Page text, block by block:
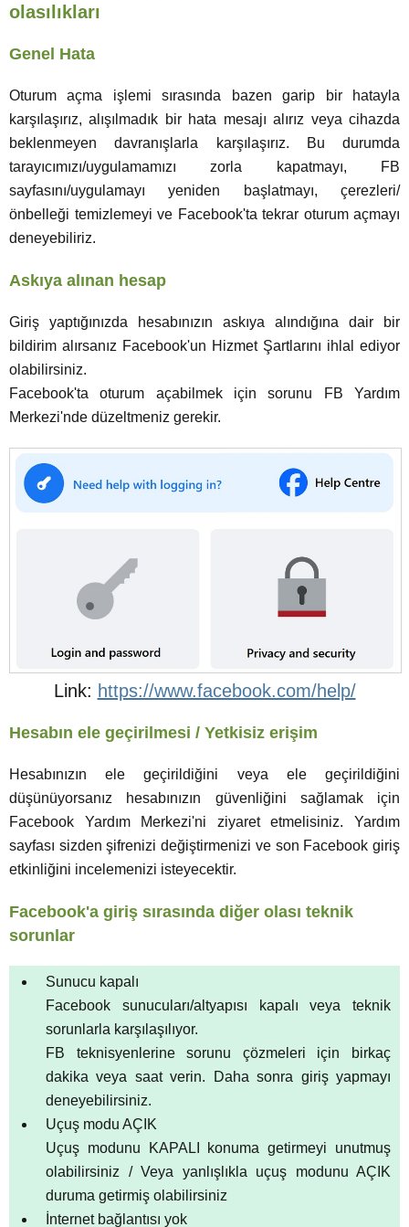
olasılıkları
Genel Hata
Oturum açma işlemi sırasında bazen garip bir hatayla
karşılaşırız, alışılmadık bir hata mesajı alırız veya cihazda
beklenmeyen davranışlarla karşılaşırız. Bu durumda
tarayıcımızı/uygulamamızı zorla kapatmayı, FB
sayfasını/uygulamayı yeniden başlatmayı, çerezleri/
önbelleği temizlemeyi ve Facebook'ta tekrar oturum açmayı
deneyebiliriz.
Askıya alınan hesap
Giriş yaptığınızda hesabınızın askıya alındığına dair bir
bildirim alırsanız Facebook'un Hizmet Şartlarını ihlal ediyor
olabilirsiniz.
Facebook'ta oturum açabilmek için sorunu FB Yardım
Merkezi'nde düzeltmeniz gerekir.
https://www.facebook.com/help/
Hesabın ele geçirilmesi / Yetkisiz erişim
Hesabınızın ele geçirildiğini veya ele geçirildiğini
düşünüyorsanız hesabınızın güvenliğini sağlamak için
Facebook Yardım Merkezi'ni ziyaret etmelisiniz. Yardım
sayfası sizden şifrenizi değiştirmenizi ve son Facebook giriş
etkinliğini incelemenizi isteyecektir.
Facebook'a giriş sırasında diğer olası teknik
sorunlar
Sunucu kapalı
Facebook sunucuları/altyapısı kapalı veya teknik
sorunlarla karşılaşılıyor.
FB teknisyenlerine sorunu çözmeleri için birkaç
dakika veya saat verin. Daha sonra giriş yapmayı
deneyebilirsiniz.
Uçuş modu AÇIK
Uçuş modunu KAPALI konuma getirmeyi unutmuş
olabilirsiniz / Veya yanlışlıkla uçuş modunu AÇIK
duruma getirmiş olabilirsiniz
İnternet bağlantısı yok